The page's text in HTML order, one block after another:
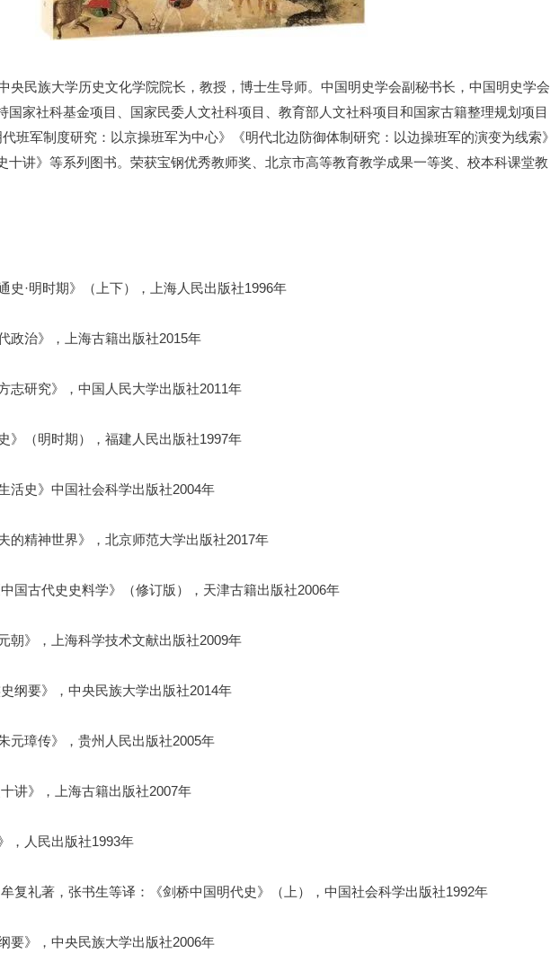
央民族大学历史文化学院院长，教授，博士生导师。 中国明史学会副秘书长，中国明史学会
国家社科基金项目、国家民委人文社科项目、教育部人文社科项目和国家古籍整理规划项目
班军制度研究： 以京操班军为中心》《明代北边防御体制研究： 以边操班军的演变为线索》
十讲》等系列图书。 荣获宝钢优秀教师奖、北京市高等教育教学成果一等奖、校本科课堂教
史·明时期》（上下），上海人民出版社1996年
政治》，上海古籍出版社2015年
志研究》，中国人民大学出版社2011年
》（明时期），福建人民出版社1997年
活史》中国社会科学出版社2004年
的精神世界》，北京师范大学出版社2017年
国古代史史料学》（修订版），天津古籍出版社2006年
朝》，上海科学技术文献出版社2009年
纲要》，中央民族大学出版社2014年
元璋传》，贵州人民出版社2005年
讲》，上海古籍出版社2007年
，人民出版社1993年
牟复礼著，张书生等译：《剑桥中国明代史》（上），中国社会科学出版社1992年
要》，中央民族大学出版社2006年